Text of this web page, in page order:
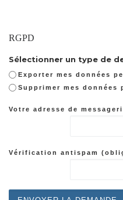
RGPD
Sélectionner un type de
Exporter mes données
Supprimer mes données
Votre adresse de
Vérification antispam